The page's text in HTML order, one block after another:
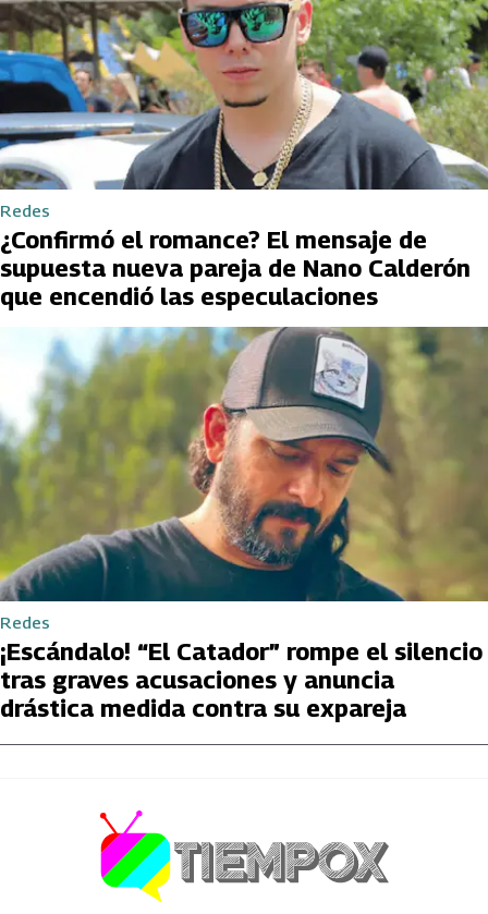
Redes
¿Confirmó el romance? El mensaje de
supuesta nueva pareja de Nano Calderón
que encendió las especulaciones
Redes
¡Escándalo! “El Catador” rompe el silencio
tras graves acusaciones y anuncia
drástica medida contra su expareja